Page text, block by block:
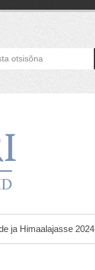
ja Himaalajasse 2024